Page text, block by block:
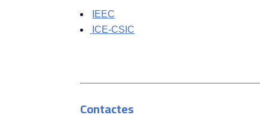
IEEC
ICE-CSIC
Contactes